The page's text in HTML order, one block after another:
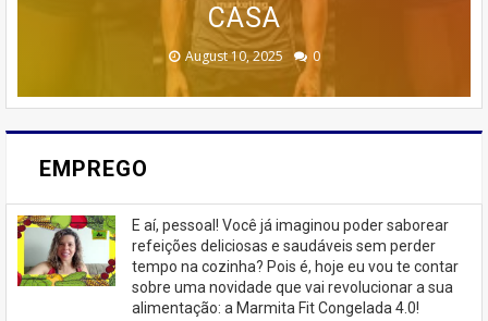
🚨
February 23, 2026 0
CASA
August 10, 2025 0
CASEIROS!
June 13, 2025 0
TREINAMENTO DA MEMÓRIA
July 07, 2023 0
MARKETING 6.0.
June 07, 2023 0
EMPREGO
E aí, pessoal! Você já imaginou poder saborear
refeições deliciosas e saudáveis ​​sem perder
tempo na cozinha? Pois é, hoje eu vou te contar
sobre uma novidade que vai revolucionar a sua
alimentação: a Marmita Fit Congelada 4.0!